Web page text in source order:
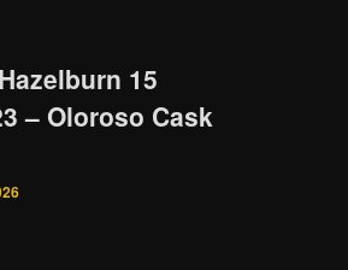
15
– Oloroso Cask